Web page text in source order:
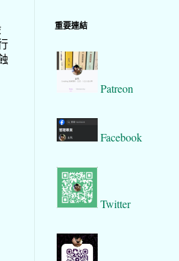
重要連結
Patreon
Facebook
Twitter